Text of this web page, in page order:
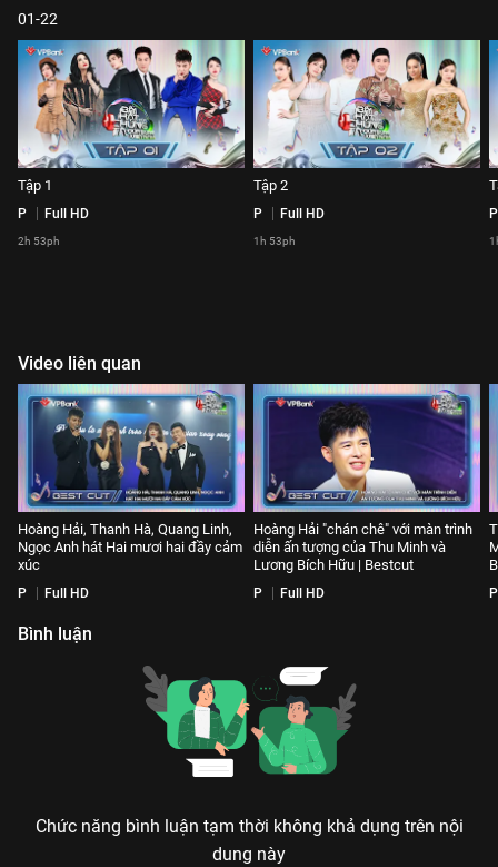
01-22
Tập 1
P Full HD
2h 53ph
Tập 2
P Full HD
1h 53ph
P
Video liên quan
Hoàng Hải, Thanh Hà, Quang Linh,
Ngọc Anh hát Hai mươi hai đầy cảm
xúc
P Full HD
Hoàng Hải "chán chê" với màn trình
diễn ấn tượng của Thu Minh và
Lương Bích Hữu | Bestcut
P Full HD P
Bình luận
Chức năng bình luận tạm thời không khả dụng trên nội
dung này